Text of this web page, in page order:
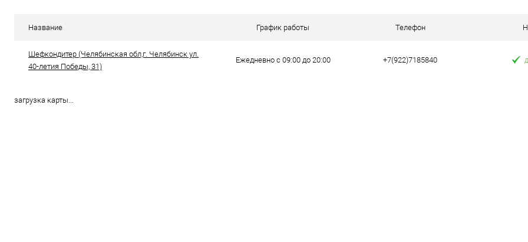
Название График работы Телефон
Шефкондитер (Челябинская обл,г. Челябинск ул.
40-летия Победы, 31)
Ежедневно с 09:00 до 20:00 +7(922)7185840
загрузка карты...